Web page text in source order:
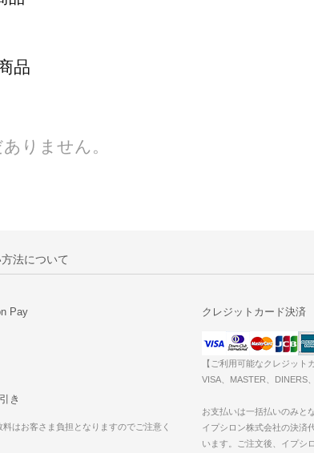
品
りません。
法について
Pay クレジットカード決済
【ご利用可能なクレジット
VISA、MASTER、DINERS
お支払いは一括払いのみと
イプシロン株式会社の決済
います。ご注文後、イプシ
き
料はお客さま負担となりますのでご注意く